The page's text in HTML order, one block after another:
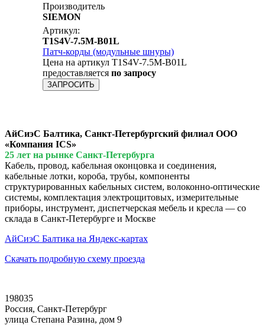
Производитель
SIEMON
Артикул:
T1S4V-7.5M-B01L
Патч-корды (модульные шнуры)
Цена на артикул T1S4V-7.5M-B01L
предоставляется по запросу
ЗАПРОСИТЬ
АйСиэС Балтика, Санкт-Петербургский филиал ООО
«Компания ICS»
25 лет на рынке Санкт-Петербурга
Кабель, провод, кабельная оконцовка и соединения,
кабельные лотки, короба, трубы, компоненты
структурированных кабельных систем, волоконно-оптические
системы, комплектация электрощитовых, измерительные
приборы, инструмент, диспетчерская мебель и кресла — со
склада в Санкт-Петербурге и Москве
АйСиэС Балтика на Яндекс-картах
Скачать подробную схему проезда
198035
Россия, Санкт-Петербург
улица Степана Разина, дом 9